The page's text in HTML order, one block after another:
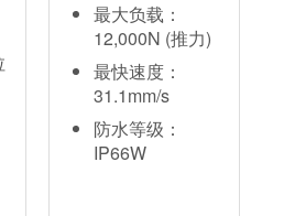
最大负载：
12,000N (推力)
最快速度：
31.1mm/s
防水等级：
IP66W